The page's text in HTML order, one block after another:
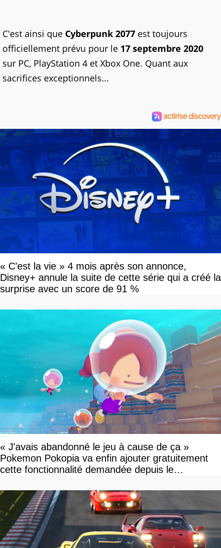
C'est ainsi que Cyberpunk 2077 est toujours
officiellement prévu pour le 17 septembre 2020
sur PC, PlayStation 4 et Xbox One. Quant aux
sacrifices exceptionnels...
« C'est la vie » 4 mois après son annonce,
Disney+ annule la suite de cette série qui a créé la
surprise avec un score de 91 %
« J'avais abandonné le jeu à cause de ça »
Pokemon Pokopia va enfin ajouter gratuitement
cette fonctionnalité demandée depuis le